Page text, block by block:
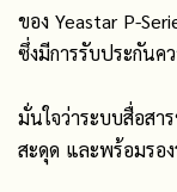
ของ Yeastar P-
ซึ่งมีการรับประกันค
มั่นใจว่าระบบสื่อสา
สะดุด และพร้อมรอ